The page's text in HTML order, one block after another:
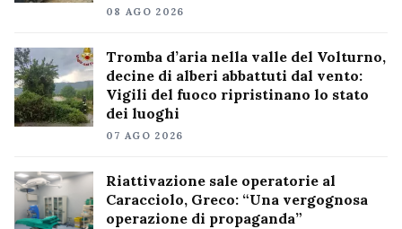
08 AGO 2026
Tromba d’aria nella valle del Volturno,
decine di alberi abbattuti dal vento:
Vigili del fuoco ripristinano lo stato
dei luoghi
07 AGO 2026
Riattivazione sale operatorie al
Caracciolo, Greco: “Una vergognosa
operazione di propaganda”